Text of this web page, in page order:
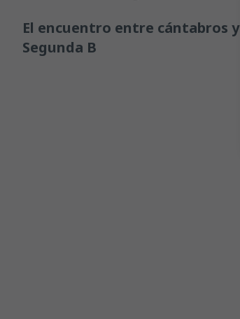
El encuentro entre cántabros
Segunda B